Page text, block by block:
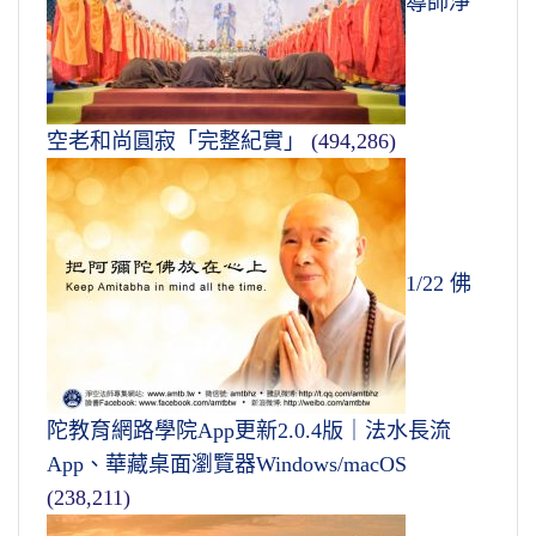
空老和尚圓寂「完整紀實」 (494,286)
1/22 佛
陀教育網路學院App更新2.0.4版｜法水長流
App、華藏桌面瀏覽器Windows/macOS
(238,211)